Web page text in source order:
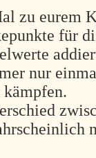
zu eurem
für
nur